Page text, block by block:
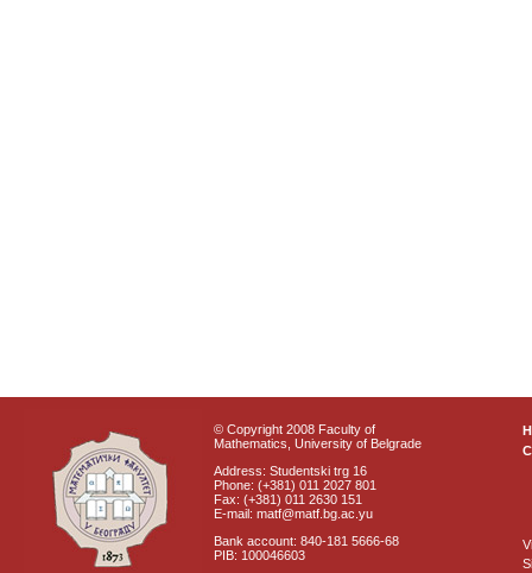
© Copyright 2008 Faculty of
Mathematics, University of Belgrade
Address: Studentski trg 16
Phone: (+381) 011 2027 801
Fax: (+381) 011 2630 151
E-mail: matf@matf.bg.ac.yu
Bank account: 840-181 5666-68
PIB: 100046603